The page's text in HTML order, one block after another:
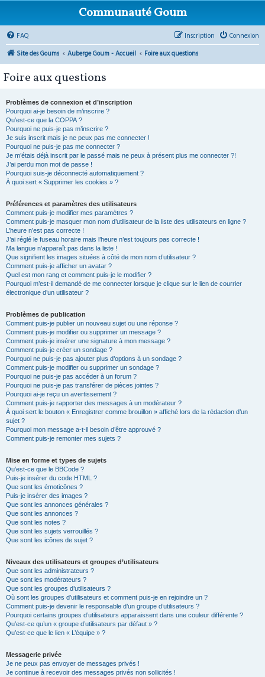
Communauté Goum
FAQ Connexion
Inscription
Site des Goums
Auberge Goum - Accueil Foire aux questions
Foire aux questions
Problèmes de connexion et d’inscription
Pourquoi ai-je besoin de m’inscrire ?
Qu’est-ce que la COPPA ?
Pourquoi ne puis-je pas m’inscrire ?
Je suis inscrit mais je ne peux pas me connecter !
Pourquoi ne puis-je pas me connecter ?
Je m’étais déjà inscrit par le passé mais ne peux à présent plus me connecter ?!
J’ai perdu mon mot de passe !
Pourquoi suis-je déconnecté automatiquement ?
À quoi sert « Supprimer les cookies » ?
Préférences et paramètres des utilisateurs
Comment puis-je modifier mes paramètres ?
Comment puis-je masquer mon nom d’utilisateur de la liste des utilisateurs en ligne ?
L’heure n’est pas correcte !
J’ai réglé le fuseau horaire mais l’heure n’est toujours pas correcte !
Ma langue n’apparaît pas dans la liste !
Que signifient les images situées à côté de mon nom d’utilisateur ?
Comment puis-je afficher un avatar ?
Quel est mon rang et comment puis-je le modifier ?
Pourquoi m’est-il demandé de me connecter lorsque je clique sur le lien de courrier
électronique d’un utilisateur ?
Problèmes de publication
Comment puis-je publier un nouveau sujet ou une réponse ?
Comment puis-je modifier ou supprimer un message ?
Comment puis-je insérer une signature à mon message ?
Comment puis-je créer un sondage ?
Pourquoi ne puis-je pas ajouter plus d’options à un sondage ?
Comment puis-je modifier ou supprimer un sondage ?
Pourquoi ne puis-je pas accéder à un forum ?
Pourquoi ne puis-je pas transférer de pièces jointes ?
Pourquoi ai-je reçu un avertissement ?
Comment puis-je rapporter des messages à un modérateur ?
À quoi sert le bouton « Enregistrer comme brouillon » affiché lors de la rédaction d’un
sujet ?
Pourquoi mon message a-t-il besoin d’être approuvé ?
Comment puis-je remonter mes sujets ?
Mise en forme et types de sujets
Qu’est-ce que le BBCode ?
Puis-je insérer du code HTML ?
Que sont les émoticônes ?
Puis-je insérer des images ?
Que sont les annonces générales ?
Que sont les annonces ?
Que sont les notes ?
Que sont les sujets verrouillés ?
Que sont les icônes de sujet ?
Niveaux des utilisateurs et groupes d’utilisateurs
Que sont les administrateurs ?
Que sont les modérateurs ?
Que sont les groupes d’utilisateurs ?
Où sont les groupes d’utilisateurs et comment puis-je en rejoindre un ?
Comment puis-je devenir le responsable d’un groupe d’utilisateurs ?
Pourquoi certains groupes d’utilisateurs apparaissent dans une couleur différente ?
Qu’est-ce qu’un « groupe d’utilisateurs par défaut » ?
Qu’est-ce que le lien « L’équipe » ?
Messagerie privée
Je ne peux pas envoyer de messages privés !
Je continue à recevoir des messages privés non sollicités !